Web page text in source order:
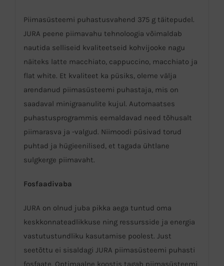
Piimasüsteemi puhastusvahend 375 g täitepudel.
JURA peene piimavahu tehnoloogia võimaldab
nautida selliseid kvaliteetseid kohvijooke nagu
näiteks latte macchiato, cappuccino, macchiato ja
flat white. Et kvaliteet ka püsiks, oleme välja
arendanud piimasüsteemi puhastaja, mis on
saadaval minigraanulite kujul. Automaatses
puhastusprogrammis eemaldavad need tõhusalt
piimarasva ja -valgud. Niimoodi püsivad torud
puhtad ja hügieenilised, et tagada ühtlane
sulgkerge piimavaht.
Fosfaadivaba
JURA on olnud juba pikka aega tuntud oma
keskkonnateadlikkuse ning ressursside ja energia
vastutustundliku kasutamise poolest. Just
seetõttu ei sisaldagi JURA piimasüsteemi puhasti
fosfaate. Optimaalne koostis tagab piimasüsteemi